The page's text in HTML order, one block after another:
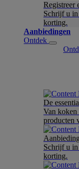
Registreer
Schrijf u
korting.
Aanbiedingen
Ontdek
De
Van koken
producten
Schrijf u
korting.